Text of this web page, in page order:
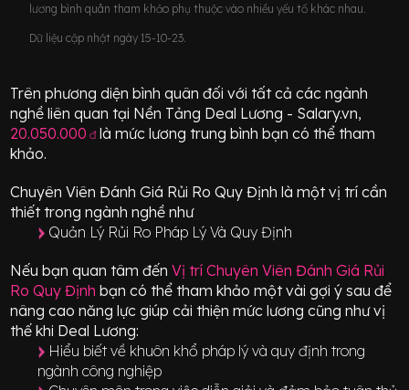
lương bình quân tham khảo phụ thuộc vào nhiều yếu tố khác nhau.
Dữ liệu cập nhật ngày 15-10-23.
Trên phương diện bình quân đối với tất cả các ngành
nghề liên quan tại Nền Tảng Deal Lương - Salary.vn,
20.050.000 đlà mức lương trung bình bạn có thể tham
khảo.
Chuyên Viên Đánh Giá Rủi Ro Quy Định là một vị trícần
thiết trong ngành nghề như
Quản Lý Rủi Ro Pháp Lý Và Quy Định
Nếu bạn quan tâm đến Vị tríChuyên Viên Đánh Giá Rủi
Ro Quy Định bạn có thể tham khảo một vài gợi ý sau để
nâng cao năng lực giúp cải thiện mức lương cũng như vị
thế khi Deal Lương:
Hiểu biết về khuôn khổ pháp lý và quy định trong
ngành công nghiệp